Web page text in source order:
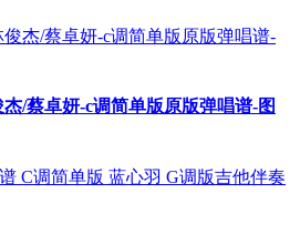
/蔡卓妍-c调简单版原版弹唱谱-图